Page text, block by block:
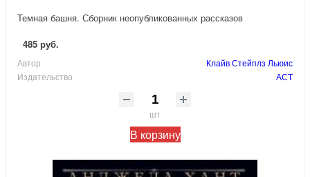
Темная башня. Сборник неопубликованных рассказов
485 руб.
Автор
Клайв Стейплз Льюис
Издательство
АСТ
шт
В корзину